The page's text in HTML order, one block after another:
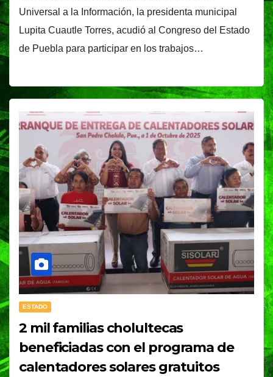
Universal a la Información, la presidenta municipal
Lupita Cuautle Torres, acudió al Congreso del Estado
de Puebla para participar en los trabajos…
ESTADO
2 mil familias cholultecas
beneficiadas con el programa de
calentadores solares gratuitos